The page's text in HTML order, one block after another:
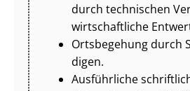
durch technischen
wirtschaftliche
Ortsbegehung durch
di­gen.
Ausführliche